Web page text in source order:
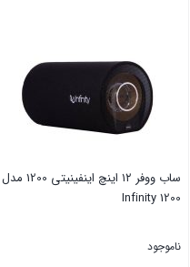
ساب ووفر ۱۲ اینچ اینفینیتی 1200 مدل
Infinity 1200
ناموجود